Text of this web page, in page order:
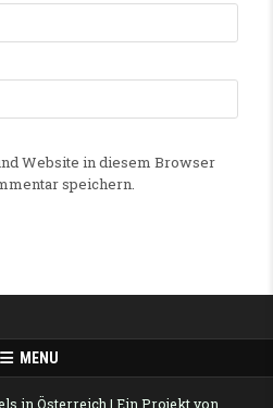
Website in diesem Browser
speichern.
MENU
in Österreich | Ein Projekt von